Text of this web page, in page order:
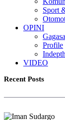
Sport
OPINI
Profile
Indepth
VIDEO
Recent Posts